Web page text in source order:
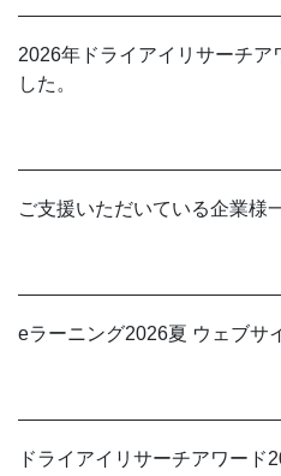
2026年ドライアイリサーチア
した。
ご支援いただいている企業様
eラーニング2026夏 ウェブサ
ドライアイリサーチアワード